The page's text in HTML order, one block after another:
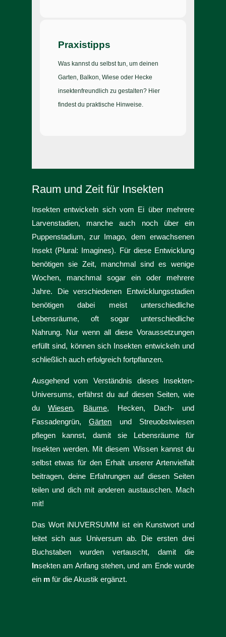
Praxistipps
Was kannst du selbst tun, um deinen
Garten, Balkon, Wiese oder Hecke
insektenfreundlich zu gestalten? Hier
findest du praktische Hinweise.
Raum und Zeit für Insekten
Insekten entwickeln sich vom Ei über mehrere
Larvenstadien, manche auch noch über ein
Puppenstadium, zur Imago, dem erwachsenen
Insekt (Plural: Imagines). Für diese Entwicklung
benötigen sie Zeit, manchmal sind es wenige
Wochen, manchmal sogar ein oder mehrere
Jahre. Die verschiedenen Entwicklungsstadien
benötigen dabei meist unterschiedliche
Lebensräume, oft sogar unterschiedliche
Nahrung. Nur wenn all diese Voraussetzungen
erfüllt sind, können sich Insekten entwickeln und
schließlich auch erfolgreich fortpflanzen.
Ausgehend vom Verständnis dieses Insekten-
Universums, erfährst du auf diesen Seiten, wie
duWiesen, Bäume, Hecken, Dach- und
Fassadengrün,Gärten und Streuobstwiesen
pflegen kannst, damit sie Lebensräume für
Insekten werden. Mit diesem Wissen kannst du
selbst etwas für den Erhalt unserer Artenvielfalt
beitragen, deine Erfahrungen auf diesen Seiten
teilen und dich mit anderen austauschen. Mach
mit!
Das Wort iNUVERSUMM ist ein Kunstwort und
leitet sich aus Universum ab. Die ersten drei
Buchstaben wurden vertauscht, damit die
Insekten am Anfang stehen, und am Ende wurde
ein mfür die Akustik ergänzt.